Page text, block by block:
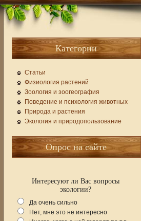
Категории
Статьи
Физиология растений
Зоология и зоогеография
Поведение и психология животных
Природа и растения
Экология и природопользование
Опрос на сайте
Интересуют ли Вас вопросы
экологии?
Да очень сильно
Нет, мне это не интересно